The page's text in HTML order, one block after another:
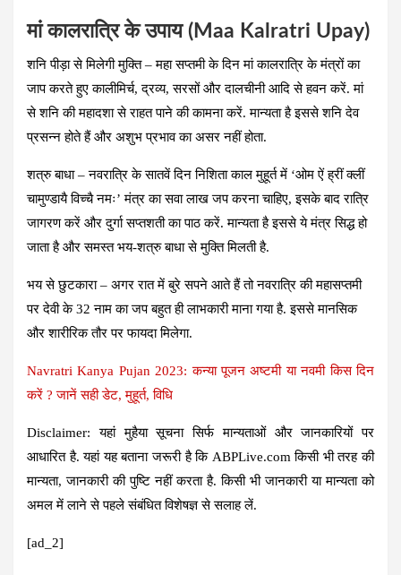
मां कालरात्रि के उपाय (Maa Kalratri Upay)
शनि पीड़ा से मिलेगी मुक्ति –महा सप्तमी के दिन मां कालरात्रि के मंत्रों का
जाप करते हुए कालीमिर्च, द्रव्य, सरसों और दालचीनी आदि से हवन करें. मां
से शनि की महादशा से राहत पाने की कामना करें. मान्यता है इससे शनि देव
प्रसन्न होते हैं और अशुभ प्रभाव का असर नहीं होता.
शत्रु बाधा –नवरात्रि के सातवें दिन निशिता काल मुहूर्त में ‘ओम ऐं ह्रीं क्लीं
चामुण्डायै विच्चै नमः’ मंत्र का सवा लाख जप करना चाहिए, इसके बाद रात्रि
जागरण करें और दुर्गा सप्तशती का पाठ करें. मान्यता है इससे ये मंत्र सिद्ध हो
जाता है और समस्त भय-शत्रु बाधा से मुक्ति मिलती है.
भय से छुटकारा – अगर रात में बुरे सपने आते हैं तो नवरात्रि की महासप्तमी
पर देवी के 32 नाम का जप बहुत ही लाभकारी माना गया है. इससे मानसिक
और शारीरिक तौर पर फायदा मिलेगा.
Navratri Kanya Pujan 2023: कन्या पूजन अष्टमी या नवमी किस दिन
करें ? जानें सही डेट, मुहूर्त, विधि
Disclaimer: यहां मुहैया सूचना सिर्फ मान्यताओं और जानकारियों पर
आधारित है. यहां यह बताना जरूरी है कि ABPLive.com किसी भी तरह की
मान्यता, जानकारी की पुष्टि नहीं करता है. किसी भी जानकारी या मान्यता को
अमल में लाने से पहले संबंधित विशेषज्ञ से सलाह लें.
[ad_2]